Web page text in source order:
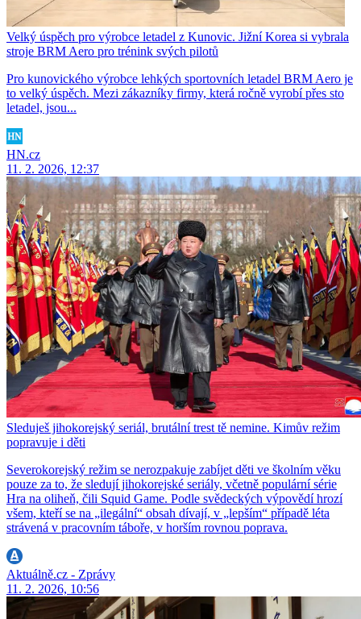
Velký úspěch pro výrobce letadel z Kunovic. Jižní Korea si vybrala
stroje BRM Aero pro trénink svých pilotů
Pro kunovického výrobce lehkých sportovních letadel BRM Aero je
to velký úspěch. Mezi zákazníky firmy, která ročně vyrobí přes sto
letadel, jsou...
HN.cz
11. 2. 2026, 12:37
Sleduješ jihokorejský seriál, brutální trest tě nemine. Kimův režim
popravuje i děti
Severokorejský režim se nerozpakuje zabíjet děti ve školním věku
pouze za to, že sledují jihokorejské seriály, včetně populární série
Hra na oliheň, čili Squid Game. Podle svědeckých výpovědí hrozí
všem, kteří se na „ilegální“ obsah dívají, v „lepším“ případě léta
strávená v pracovním táboře, v horším rovnou poprava.
Aktuálně.cz - Zprávy
11. 2. 2026, 10:56